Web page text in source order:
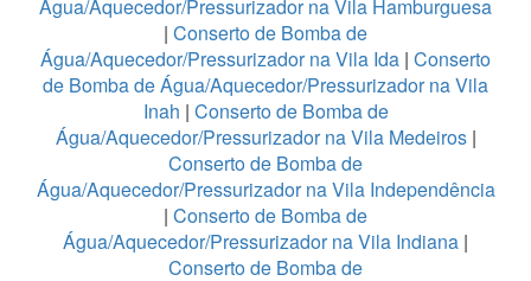
Água/Aquecedor/Pressurizador na Vila Hamburguesa
| Conserto de Bomba de
Água/Aquecedor/Pressurizador na Vila Ida | Conserto
de Bomba de Água/Aquecedor/Pressurizador na Vila
Inah | Conserto de Bomba de
Água/Aquecedor/Pressurizador na Vila Medeiros|
Conserto de Bomba de
Água/Aquecedor/Pressurizador na Vila Independência
| Conserto de Bomba de
Água/Aquecedor/Pressurizador na Vila Indiana |
Conserto de Bomba de